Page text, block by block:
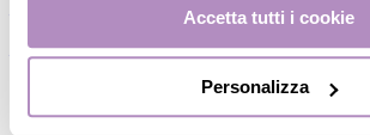
Accetta tutti i cookie
Personalizza
Conservalatte Materno
―Massaggiagengive